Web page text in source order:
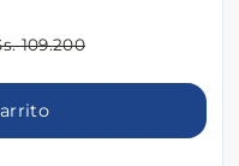
109.200